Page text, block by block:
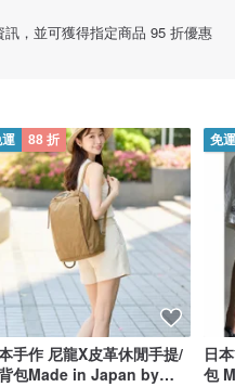
，並可獲得指定商品 95 折優惠
88 折
手作 尼龍X皮革休閒手提/
包Made in Japan by
免
日
包